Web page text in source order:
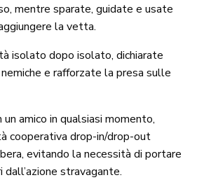
mentre sparate, guidate e usate
la vetta.
isolato dopo isolato, dichiarate
e rafforzate la presa sulle
amico in qualsiasi momento,
cooperativa drop-in/drop-out
evitando la necessità di portare
dall’azione stravagante.